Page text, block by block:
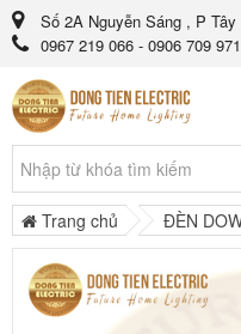
Số 2A Nguyễn Sáng , P
0967 219 066 - 0906 709 971
Trang chủ ĐÈN